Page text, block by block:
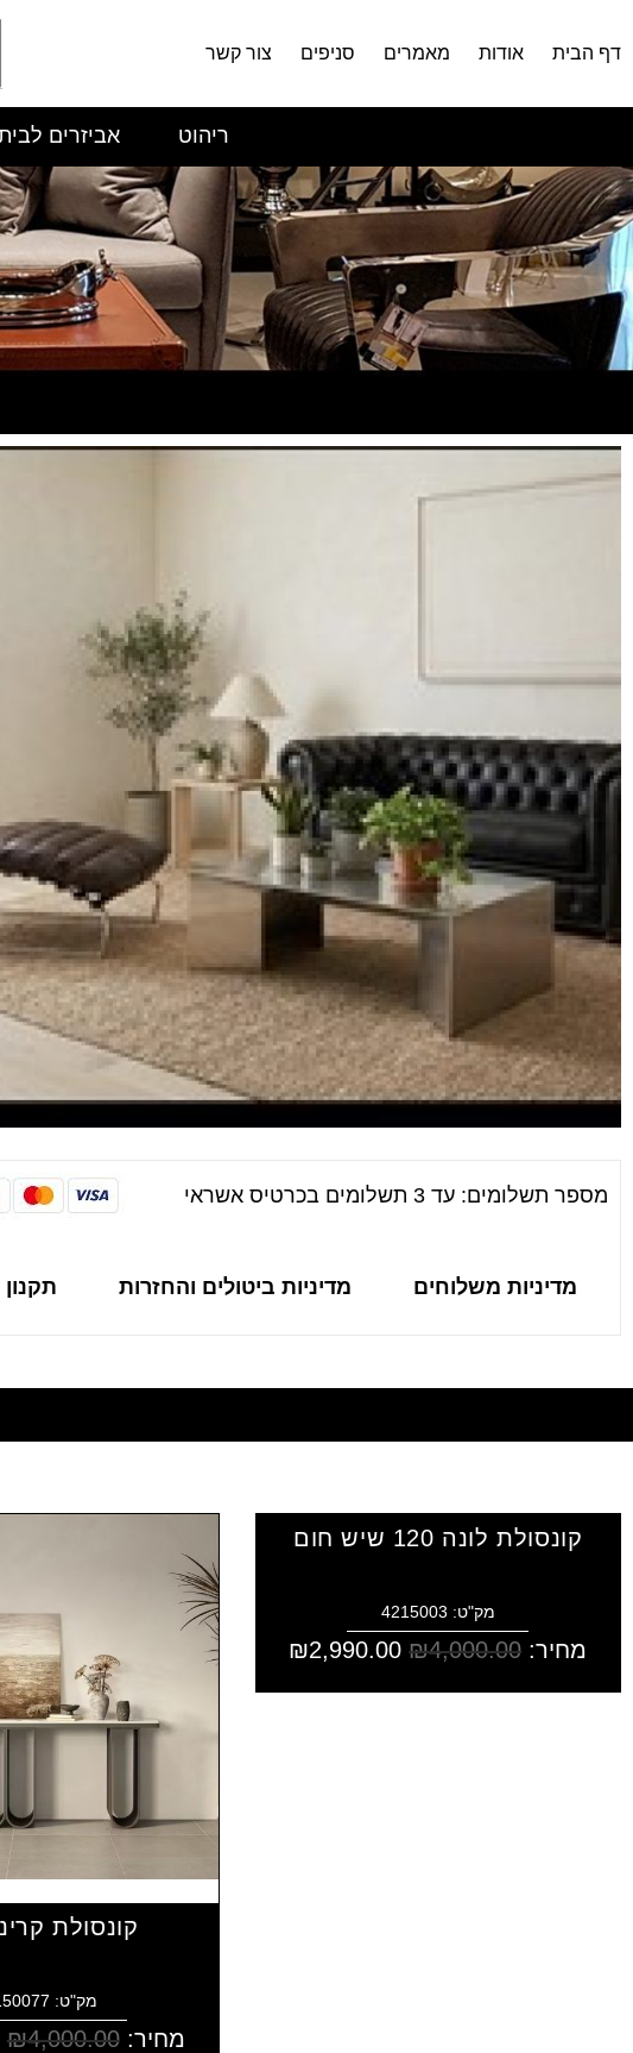
דף הבית אודות מאמרים סניפים צור קשר
ריהוט אביזרים
מספר תשלומים: עד 3 תשלומים בכרטיס אשראי
מדיניות משלוחים מדיניות ביטולים והחזרות תקנון
קונסולת לונה 120 שיש חום
מק"ט: 4215003
מחיר: ₪4,000.00
₪2,990.00
קונסולת קרינה
מק"ט: 42150077
מחיר: ₪4,000.00